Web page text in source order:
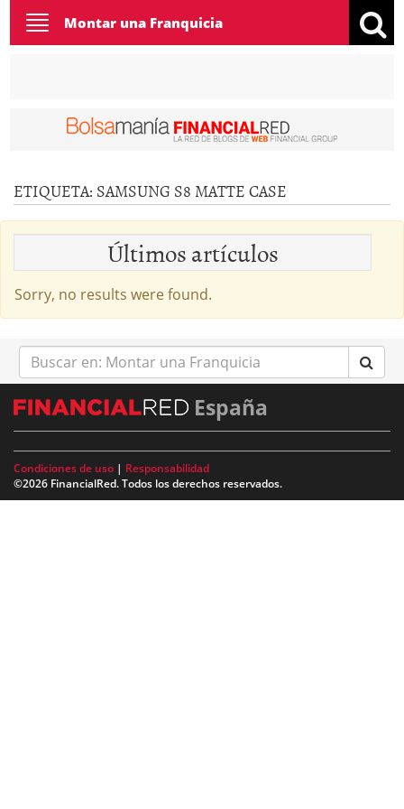
Toggle
navigation
Montar una Franquicia
ETIQUETA: SAMSUNG S8 MATTE CASE
Últimos artículos
Sorry, no results were found.
Buscar
en:
España
Condiciones de uso | Responsabilidad
©2026 FinancialRed. Todos los derechos reservados.